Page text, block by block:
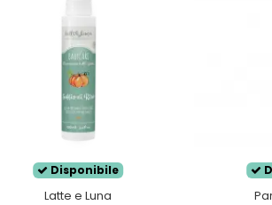
Disponibile
Latte e Luna